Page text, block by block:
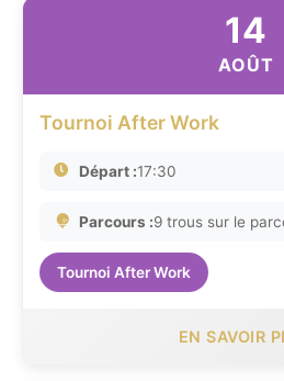
14
AOÛT
Tournoi After Work
Départ :17:30
Parcours :9 trous sur le
Tournoi After Work
EN SAVOIR